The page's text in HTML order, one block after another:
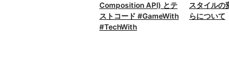
Composition API) とテ
ストコード #GameWith
#TechWith
スタイルの
らについて